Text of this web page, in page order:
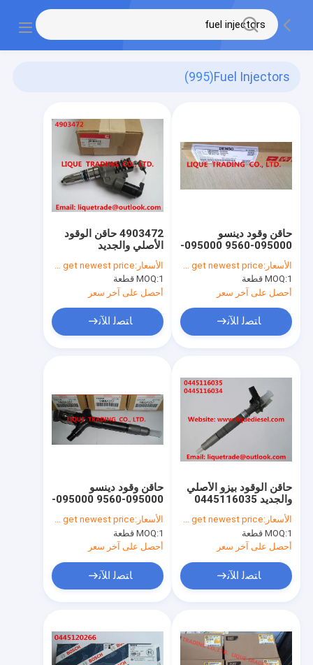
Fuel Injectors
(995)
4903472 حاقن الوقود
الأصلي والجديد
QSM11
الأسعار:Please contact us to get newest price.
MOQ:1 قطعة
أحصل على آخر سعر
ﺎﺘﺼﻟ ﺍﻶﻧ
حاقن وقود دينسو
095000-9560 095000-
4D56 L200 عالية الطاقة
1465A257
الأسعار:Please contact us to get newest price.
MOQ:1 قطعة
أحصل على آخر سعر
ﺎﺘﺼﻟ ﺍﻶﻧ
حاقن وقود دينسو
095000-9560 095000-
4D56 L200 عالية الطاقة
1465A257
الأسعار:Please contact us to get newest price.
MOQ:1 قطعة
أحصل على آخر سعر
ﺎﺘﺼﻟ ﺍﻶﻧ
حاقن الوقود بيزو الأصلي
والجديد 0445116035
فولكس فاجن
03L130277C
الأسعار:Please contact us to get newest price.
MOQ:1 قطعة
أحصل على آخر سعر
ﺎﺘﺼﻟ ﺍﻶﻧ